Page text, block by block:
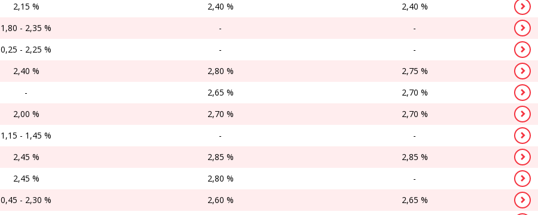
2,15 %
2,40 %
2,40 %
1,80 - 2,35 %
-
-
0,25 - 2,25 %
-
-
2,40 %
2,80 %
2,75 %
-
2,65 %
2,70 %
2,00 %
2,70 %
2,70 %
1,15 - 1,45 %
-
-
2,45 %
2,85 %
2,85 %
2,45 %
2,80 %
-
0,45 - 2,30 %
2,60 %
2,65 %